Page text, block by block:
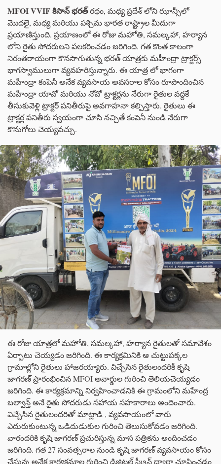
MFOI VVIF కిసాన్ భరత్రధం, మధ్య ప్రదేశ్ లోని ఝాన్సీలో
మొదలై, మధ్య మరియు పశ్చిమ భారత రాష్ట్రాల మీదుగా
ప్రయాణిస్తుంది. ప్రయాణంలో ఈ రోజు మహోతి, సమల్కహా, హర్యాన
లోని రైతు సోదరులని పలకరించడం జరిగింది. గత కొంత కాలంగా
నిరంతరాయంగా కొనసాగుతున్న భరత్ యాత్రకు మహీంద్రా ట్రాక్టర్స్
భాగస్వాములుగా వ్యవహరిస్తున్నారు. ఈ యాత్ర లో భాగంగా
మహీంద్రా కంపెనీ అనేక వ్యవసాయ అవసరాల కోసం రూపొందించిన
మహీంద్రా యావో మరియు నోవో ట్రాక్టర్లను నేరుగా రైతుల వద్దకే
తీసుకువెళ్లి ట్రాక్టర్ పనితీరుపై అవగాహనా కల్పిస్తారు. రైతులు ఈ
ట్రాక్టర్ల పనితీరు స్వయంగా చూసి నచ్చితే కంపెనీ నుండి నేరుగా
కొనుగోలు చెయ్యవచ్చు.
ఈ రోజు యాత్రలో మహోతి, సమల్కహా, హర్యాన రైతులతో సమావేశం
ఏర్పాటు చెయ్యడం జరిగింది. ఈ కార్యక్రమినికి ఆ చుట్టుపక్కల
గ్రామాల్లోని రైతులు హాజరయ్యారు. విచ్చేసిన రైతులందరికీ కృషి
జాగరణ్ ప్రారంభించిన MFOI అవార్డుల గురించి తెలియచెయ్యడం
జరిగింది. ఈ కార్యక్రమాన్ని నిర్వహించాడనికి ఈ గ్రామంలోని మహేంద్ర
బల్వాన్త్ అనే రైతు సోదరుడు సహాయ సహకారాలు అందించారు.
విచ్చేసిన రైతులందరితో మాట్లాడి , వ్యవసాయంలో వారు
ఎదురుకుంటున్న ఒడిదుడుకుల గురించి తెలుసుకోవడం జరిగింది.
వారందరికి కృషి జాగరణ్ ప్రచురిస్తున్న మాస పత్రికను అందించడం
జరిగింది. గత 27 సంవత్సరాల నుండి కృషి జాగరణ్ వ్యవసాయం కోసం
చేస్తున్న అనేక కార్యక్రమాల గురించి డిజిటల్ స్క్రీన్ ద్వారా చూపించడం